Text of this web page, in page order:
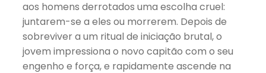
aos homens derrotados uma escolha cruel:
juntarem-se a eles ou morrerem. Depois de
sobreviver a um ritual de iniciação brutal, o
jovem impressiona o novo capitão com o seu
engenho e força, e rapidamente ascende na